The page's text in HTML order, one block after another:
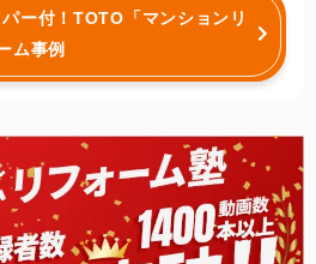
ー付！TOTO「マンションリ
ム事例